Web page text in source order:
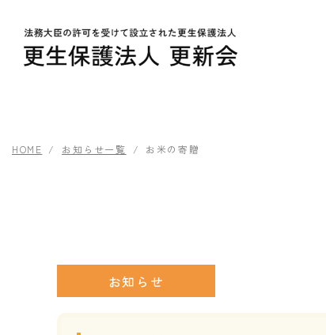
HOME お知らせ一覧 お米の寄贈
お知らせ